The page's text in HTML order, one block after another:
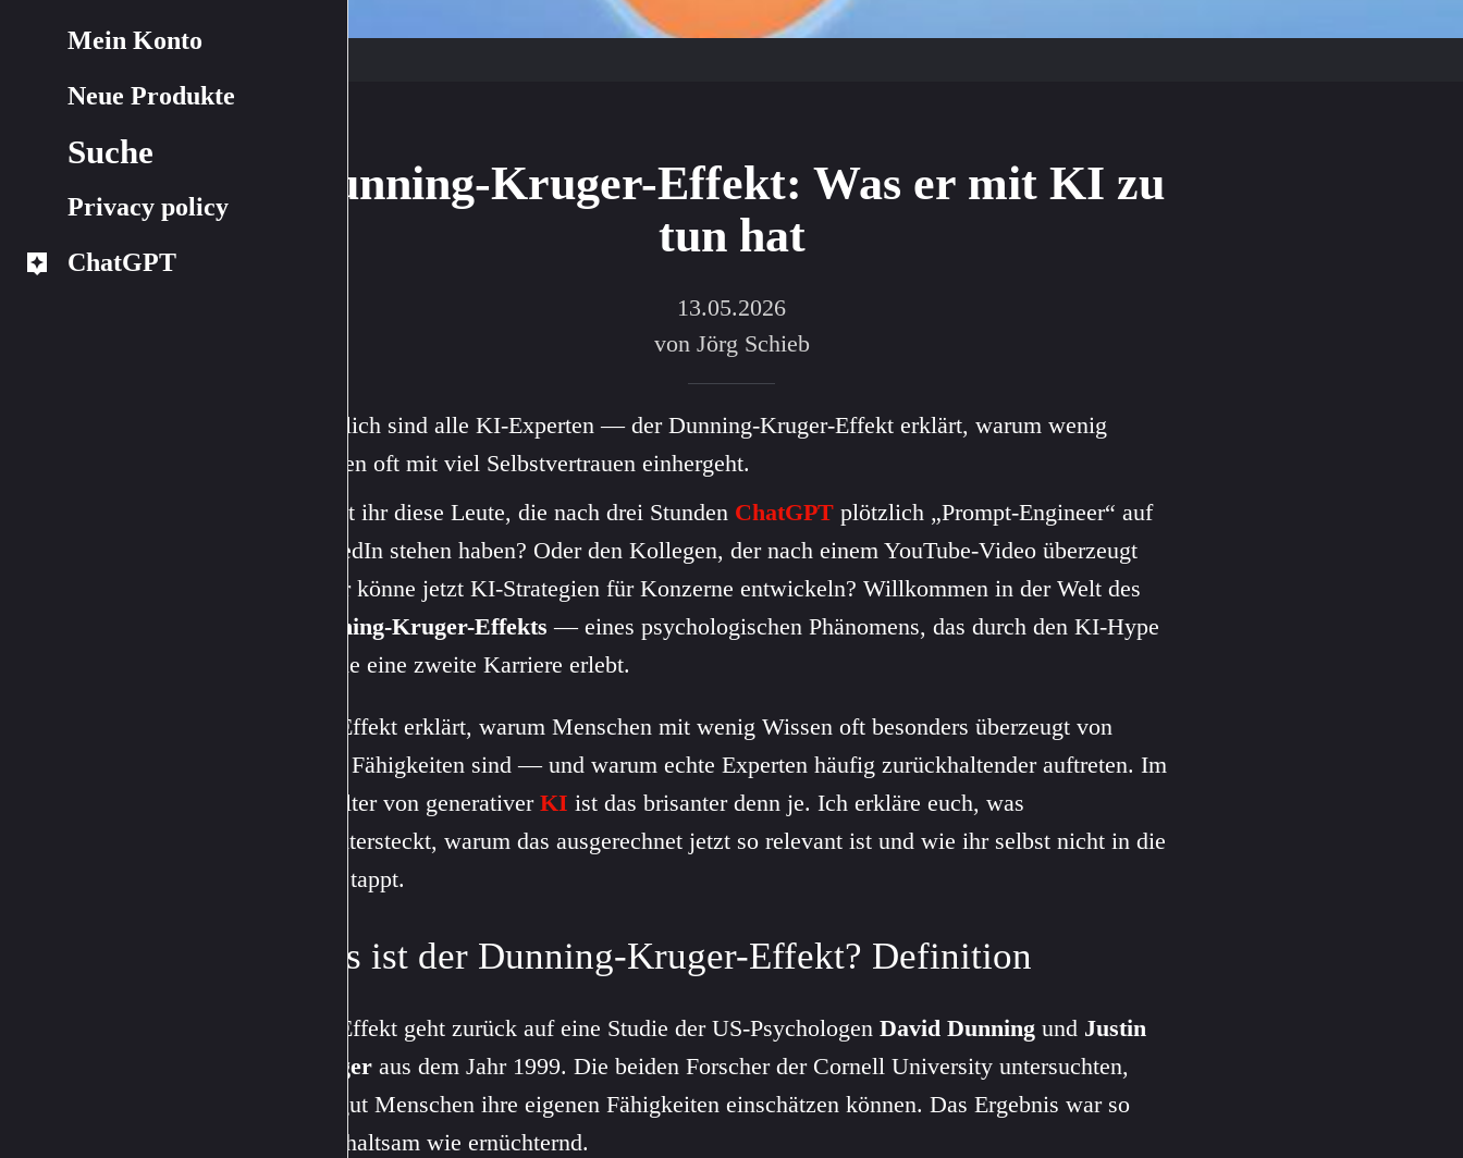
Mein Konto
Neue Produkte
Suche
Privacy policy
ChatGPT
Dunning-Kruger-Effekt: Was er mit KI zu
tun hat
13.05.2026
von Jörg Schieb
Plötzlich sind alle KI-Experten — der Dunning-Kruger-Effekt erklärt, warum wenig
Wissen oft mit viel Selbstvertrauen einhergeht.
Kennt ihr diese Leute, die nach drei Stunden ChatGPT plötzlich „Prompt-Engineer“ auf
LinkedIn stehen haben? Oder den Kollegen, der nach einem YouTube-Video überzeugt
ist, er könne jetzt KI-Strategien für Konzerne entwickeln? Willkommen in der Welt des
Dunning-Kruger-Effekts — eines psychologischen Phänomens, das durch den KI-Hype
gerade eine zweite Karriere erlebt.
Der Effekt erklärt, warum Menschen mit wenig Wissen oft besonders überzeugt von
ihren Fähigkeiten sind — und warum echte Experten häufig zurückhaltender auftreten. Im
Zeitalter von generativer KI ist das brisanter denn je. Ich erkläre euch, was
dahintersteckt, warum das ausgerechnet jetzt so relevant ist und wie ihr selbst nicht in die
Falle tappt.
Was ist der Dunning-Kruger-Effekt? Definition
Der Effekt geht zurück auf eine Studie der US-Psychologen David Dunning und Justin
Kruger aus dem Jahr 1999. Die beiden Forscher der Cornell University untersuchten,
wie gut Menschen ihre eigenen Fähigkeiten einschätzen können. Das Ergebnis war so
unterhaltsam wie ernüchternd.